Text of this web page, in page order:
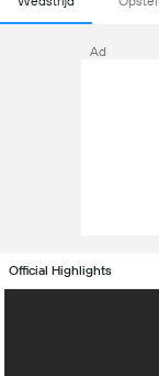
Ad
Official Highlights